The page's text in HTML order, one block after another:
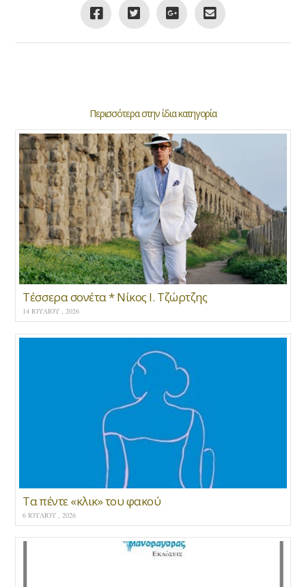
Περισσότερα στην ίδια κατηγορία
Τέσσερα σονέτα * Νίκος Ι. Τζώρτζης
14 ΙΟΥΛΊΟΥ , 2026
Τα πέντε «κλικ» του φακού
6 ΙΟΥΛΊΟΥ , 2026